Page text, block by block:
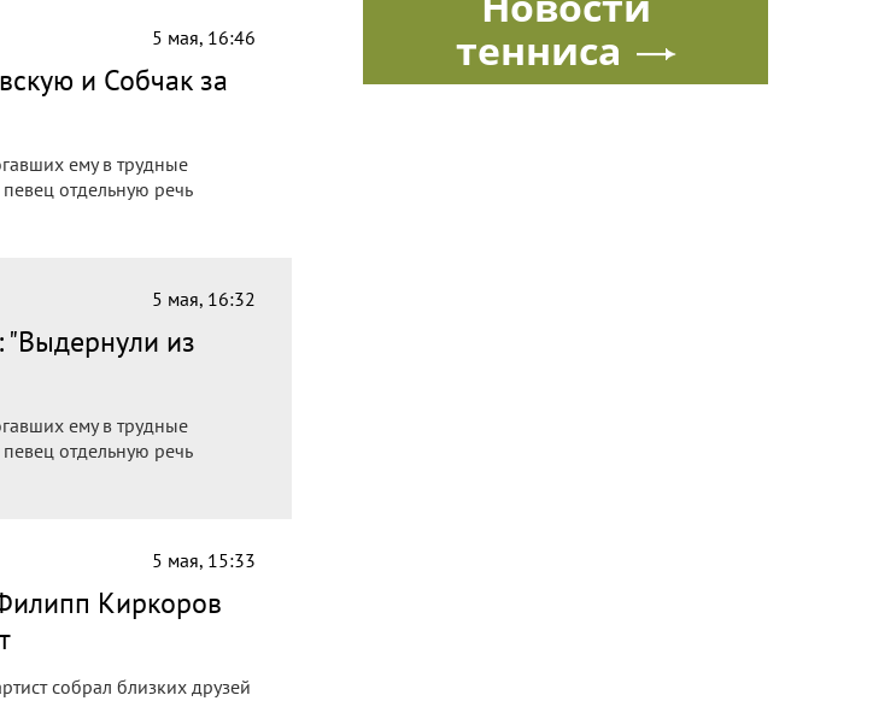
5 мая, 16:46
и Собчак за
ему в трудные
отдельную речь
5 мая, 16:32
из
ему в трудные
отдельную речь
5 мая, 15:33
Киркоров
собрал близких друзей
тенниса